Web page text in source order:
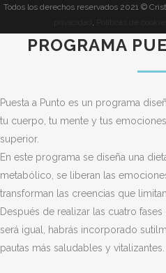
Todos los derechos reservados 2021 ©
,
PROGRAMA
Puesta a Punto es un programa
tu cuerpo, tu mente y tus
superior.
En este programa se diseña una
metabólico, se liberan las
transforman las creencias que
Después de realizar las cuatro
será igual, habrás incorporado
pautas más saludables y vitalizantes.